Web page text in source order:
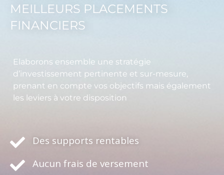
MEILLEURS PLACEMENTS
FINANCIERS
Elaborons ensemble une stratégie
d’investissement pertinente et sur-mesure,
prenant en compte vos objectifs mais également
les leviers à votre disposition
Des supports rentables
Aucun frais de versement